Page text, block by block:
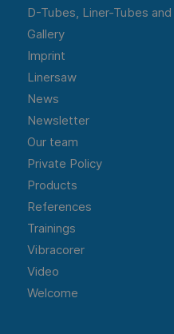
D-Tubes, Liner-Tubes
Gallery
Imprint
Linersaw
News
Newsletter
Our team
Private Policy
Products
References
Trainings
Vibracorer
Video
Welcome